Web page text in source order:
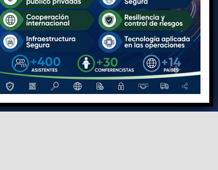
Solicite su registro aquí